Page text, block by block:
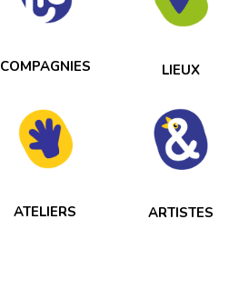
COMPAGNIES LIEUX
ATELIERS ARTISTES